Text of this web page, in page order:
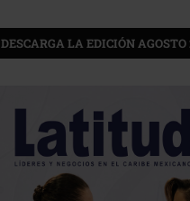
DESCARGA LA EDICIÓN AGOSTO